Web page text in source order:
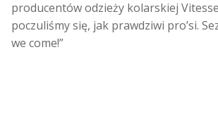
producentów odzieży kolarskiej
poczuliśmy się, jak prawdziwi pro’si.
we come!”